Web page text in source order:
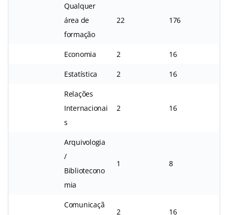
Qualquer
área de
formação
22 176
Economia 2 16
Estatística 2 16
Relações
Internacionai
s
2 16
Arquivologia
/
Bibliotecono
mia
1 8
Comunicaçã
2 16